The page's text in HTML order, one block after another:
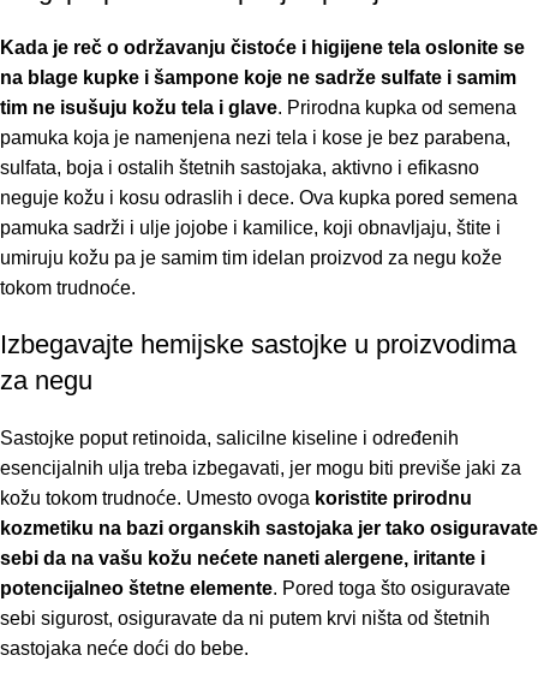
Kada je reč o održavanju čistoće i higijene tela oslonite se
na blage kupke i šampone koje ne sadrže sulfate i samim
tim ne isušuju kožu tela i glave. Prirodna kupka od semena
pamuka koja je namenjena nezi tela i kose je bez parabena,
sulfata, boja i ostalih štetnih sastojaka, aktivno i efikasno
neguje kožu i kosu odraslih i dece. Ova kupka pored semena
pamuka sadrži i ulje jojobe i kamilice, koji obnavljaju, štite i
umiruju kožu pa je samim tim idelan proizvod za negu kože
tokom trudnoće.
Izbegavajte hemijske sastojke u proizvodima
za negu
Sastojke poput retinoida, salicilne kiseline i određenih
esencijalnih ulja treba izbegavati, jer mogu biti previše jaki za
kožu tokom trudnoće. Umesto ovoga koristite prirodnu
kozmetiku na bazi organskih sastojaka jer tako osiguravate
sebi da na vašu kožu nećete naneti alergene, iritante i
potencijalneo štetne elemente. Pored toga što osiguravate
sebi sigurost, osiguravate da ni putem krvi ništa od štetnih
sastojaka neće doći do bebe.